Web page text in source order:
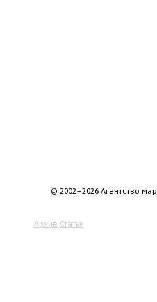
© 2002–2026 Агентство
Архив Статьи